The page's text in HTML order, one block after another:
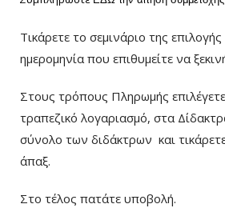
Τικάρετε το σεμινάριο της
ημερομηνία που επιθυμείτε να
Στους τρόπους Πληρωμής
τραπεζικό λογαριασμό, στα
σύνολο των διδάκτρων και
άπαξ.
Στο τέλος πατάτε υποβολή.